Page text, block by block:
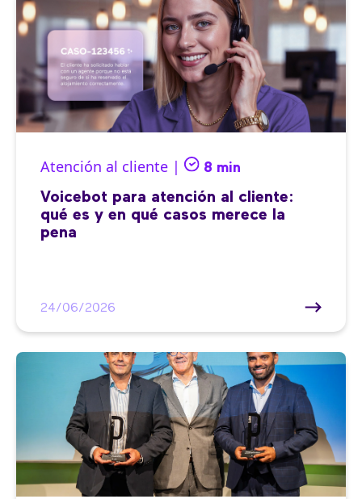
Atención al cliente | 8 min
Voicebot para atención al cliente:
qué es y en qué casos merece la
pena
24/06/2026